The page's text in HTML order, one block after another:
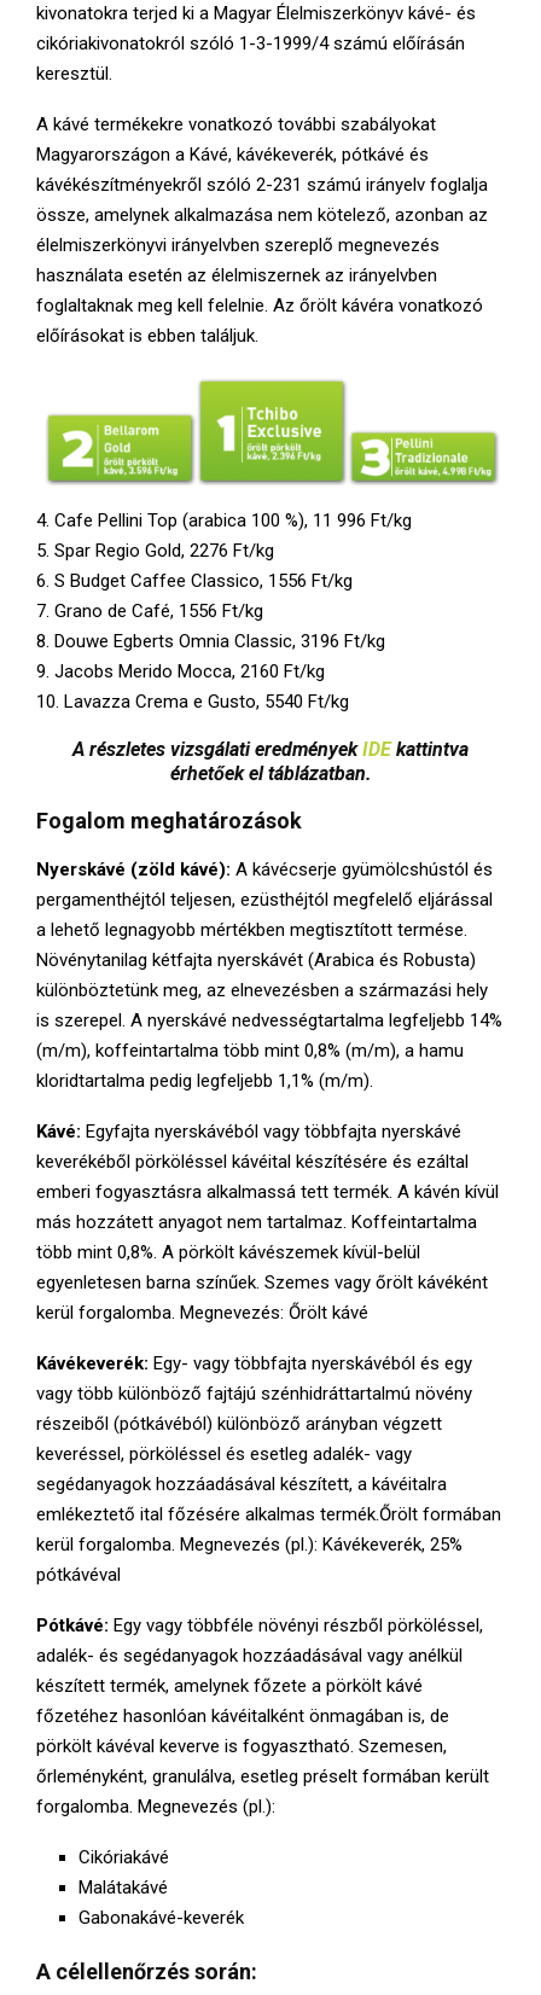
kivonatokra terjed ki a Magyar Élelmiszerkönyv kávé- és
cikóriakivonatokról szóló 1-3-1999/4 számú előírásán
keresztül.
A kávé termékekre vonatkozó további szabályokat
Magyarországon a Kávé, kávékeverék, pótkávé és
kávékészítményekről szóló 2-231 számú irányelv foglalja
össze, amelynek alkalmazása nem kötelező, azonban az
élelmiszerkönyvi irányelvben szereplő megnevezés
használata esetén az élelmiszernek az irányelvben
foglaltaknak meg kell felelnie. Az őrölt kávéra vonatkozó
előírásokat is ebben találjuk.
4. Cafe Pellini Top (arabica 100 %), 11 996 Ft/kg
5. Spar Regio Gold, 2276 Ft/kg
6. S Budget Caffee Classico, 1556 Ft/kg
7. Grano de Café, 1556 Ft/kg
8. Douwe Egberts Omnia Classic, 3196 Ft/kg
9. Jacobs Merido Mocca, 2160 Ft/kg
10. Lavazza Crema e Gusto, 5540 Ft/kg
A részletes vizsgálati eredményekIDEkattintva
érhetőek el táblázatban.
Fogalom meghatározások
Nyerskávé (zöld kávé): A kávécserje gyümölcshústól és
pergamenthéjtól teljesen, ezüsthéjtól megfelelő eljárással
a lehető legnagyobb mértékben megtisztított termése.
Növénytanilag kétfajta nyerskávét (Arabica és Robusta)
különböztetünk meg, az elnevezésben a származási hely
is szerepel. A nyerskávé nedvességtartalma legfeljebb 14%
(m/m), koffeintartalma több mint 0,8% (m/m), a hamu
kloridtartalma pedig legfeljebb 1,1% (m/m).
Kávé: Egyfajta nyerskávéból vagy többfajta nyerskávé
keverékéből pörköléssel kávéital készítésére és ezáltal
emberi fogyasztásra alkalmassá tett termék. A kávén kívül
más hozzátett anyagot nem tartalmaz. Koffeintartalma
több mint 0,8%. A pörkölt kávészemek kívül-belül
egyenletesen barna színűek. Szemes vagy őrölt kávéként
kerül forgalomba. Megnevezés: Őrölt kávé
Kávékeverék: Egy- vagy többfajta nyerskávéból és egy
vagy több különböző fajtájú szénhidráttartalmú növény
részeiből (pótkávéból) különböző arányban végzett
keveréssel, pörköléssel és esetleg adalék- vagy
segédanyagok hozzáadásával készített, a kávéitalra
emlékeztető ital főzésére alkalmas termék.Őrölt formában
kerül forgalomba. Megnevezés (pl.): Kávékeverék, 25%
pótkávéval
Pótkávé: Egy vagy többféle növényi részből pörköléssel,
adalék- és segédanyagok hozzáadásával vagy anélkül
készített termék, amelynek főzete a pörkölt kávé
főzetéhez hasonlóan kávéitalként önmagában is, de
pörkölt kávéval keverve is fogyasztható. Szemesen,
őrleményként, granulálva, esetleg préselt formában került
forgalomba. Megnevezés (pl.):
Cikóriakávé
Malátakávé
Gabonakávé-keverék
A célellenőrzés során: